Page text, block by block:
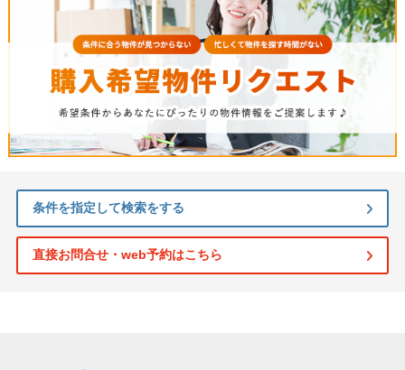
条件を指定して検索をする
直接お問合せ・web予約はこちら